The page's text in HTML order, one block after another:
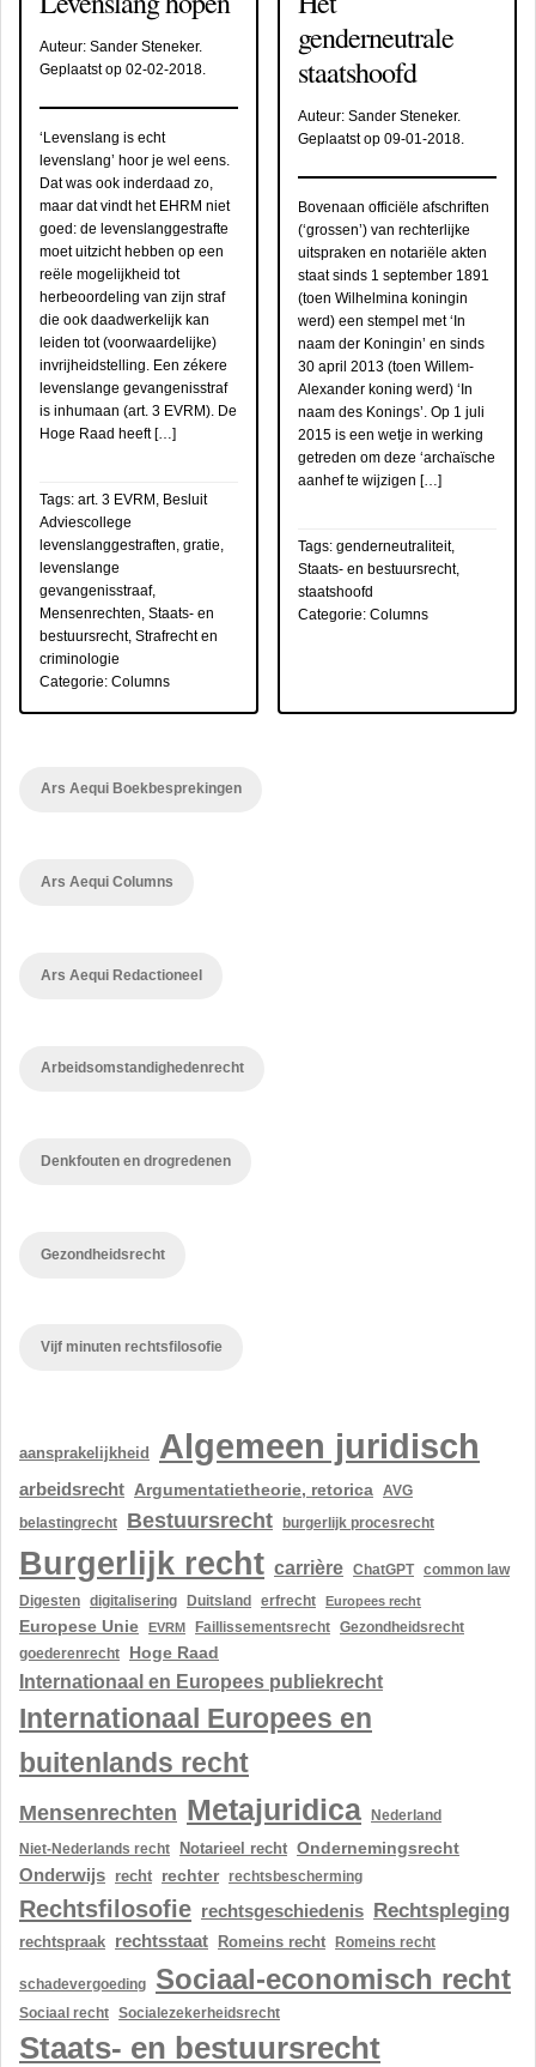
Auteur: Sander Steneker.
Geplaatst op 02-02-2018.
‘Levenslang is echt
levenslang’ hoor je wel eens.
Dat was ook inderdaad zo,
maar dat vindt het EHRM niet
goed: de levenslanggestrafte
moet uitzicht hebben op een
reële mogelijkheid tot
herbeoordeling van zijn straf
die ook daadwerkelijk kan
leiden tot (voorwaardelijke)
invrijheidstelling. Een zékere
levenslange gevangenisstraf
is inhumaan (art. 3 EVRM). De
Hoge Raad heeft […]
Tags: art. 3 EVRM , Besluit
Adviescollege
levenslanggestraften, gratie,
levenslange
gevangenisstraaf,
Mensenrechten, Staats- en
bestuursrecht, Strafrecht en
criminologie
Categorie: Columns
genderneutrale
staatshoofd
Auteur: Sander Steneker.
Geplaatst op 09-01-2018.
Bovenaan officiële afschriften
(‘grossen’) van rechterlijke
uitspraken en notariële akten
staat sinds 1 september 1891
(toen Wilhelmina koningin
werd) een stempel met ‘In
naam der Koningin’ en sinds
30 april 2013 (toen Willem-
Alexander koning werd) ‘In
naam des Konings’. Op 1 juli
2015 is een wetje in werking
getreden om deze ‘archaïsche
aanhef te wijzigen […]
Tags: genderneutraliteit,
Staats- en bestuursrecht,
staatshoofd
Categorie: Columns
Ars Aequi Boekbesprekingen
Ars Aequi Columns
Ars Aequi Redactioneel
Arbeidsomstandighedenrecht
Denkfouten en drogredenen
Gezondheidsrecht
Vijf minuten rechtsfilosofie
aansprakelijkheid Algemeen juridisch
arbeidsrecht Argumentatietheorie, retorica AVG
belastingrecht Bestuursrecht burgerlijk procesrecht
Burgerlijk recht carrière ChatGPT common law
Digesten
digitalisering Duitsland erfrecht Europees recht
Europese Unie EVRM Faillissementsrecht
Gezondheidsrecht
goederenrecht
Hoge Raad
Internationaal en Europees publiekrecht
Internationaal Europees en
buitenlands recht
Mensenrechten Metajuridica
Nederland
Niet-Nederlands recht
Notarieel recht Ondernemingsrecht
Onderwijs recht rechter rechtsbescherming
Rechtsfilosofie rechtsgeschiedenis Rechtspleging
rechtspraak rechtsstaat Romeins recht Romeins recht
schadevergoeding Sociaal-economisch recht
Sociaal recht Socialezekerheidsrecht
Staats- en bestuursrecht